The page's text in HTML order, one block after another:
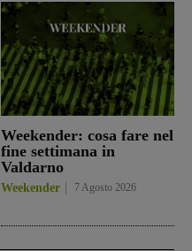
Weekender: cosa fare nel
fine settimana in
Valdarno
Weekender 7 Agosto 2026